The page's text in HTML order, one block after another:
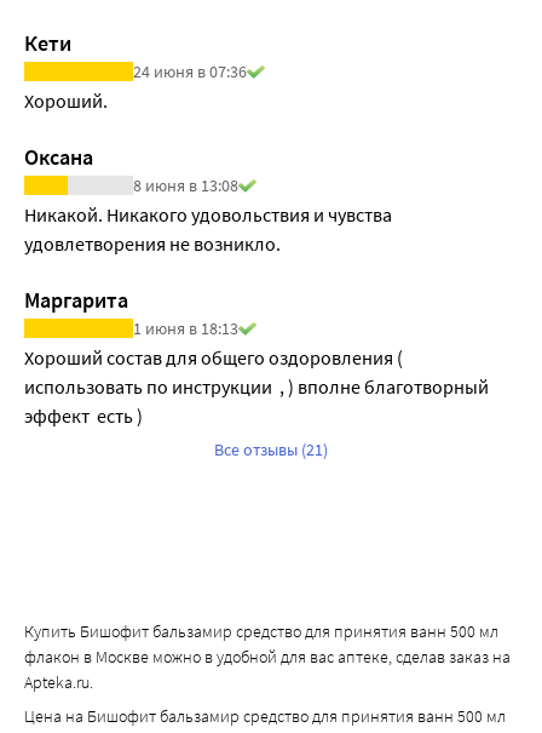
Кети
24 июня в 07:36
Хороший.
Оксана
8 июня в 13:08
Никакой. Никакого удовольствия и чувства
удовлетворения не возникло.
Маргарита
1 июня в 18:13
Хороший состав для общего оздоровления (
использовать по инструкции  , ) вполне благотворный
эффект  есть )
Все отзывы (21)
Купить Бишофит бальзамир средство для принятия ванн 500 мл
флакон в Москве можно в удобной для вас аптеке, сделав заказ на
Apteka.ru.
Цена на Бишофит бальзамир средство для принятия ванн 500 мл